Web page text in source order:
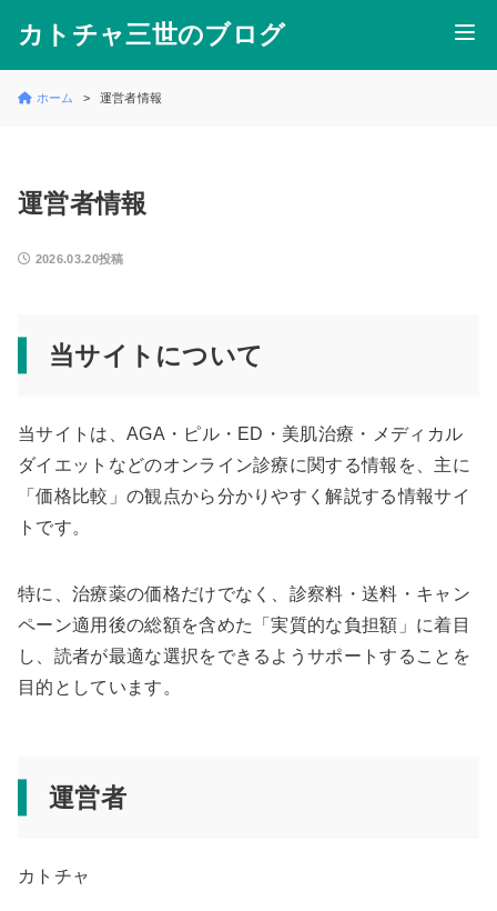
カトチャ三世のブログ
ホーム 運営者情報
運営者情報
2026.03.20投稿
当サイトについて
当サイトは、AGA・ピル・ED・美肌治療・メディカル
ダイエットなどのオンライン診療に関する情報を、主に
「価格比較」の観点から分かりやすく解説する情報サイ
トです。
特に、治療薬の価格だけでなく、診察料・送料・キャン
ペーン適用後の総額を含めた「実質的な負担額」に着目
し、読者が最適な選択をできるようサポートすることを
目的としています。
運営者
カトチャ